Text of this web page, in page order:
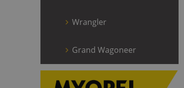
Wrangler
Grand Wagoneer